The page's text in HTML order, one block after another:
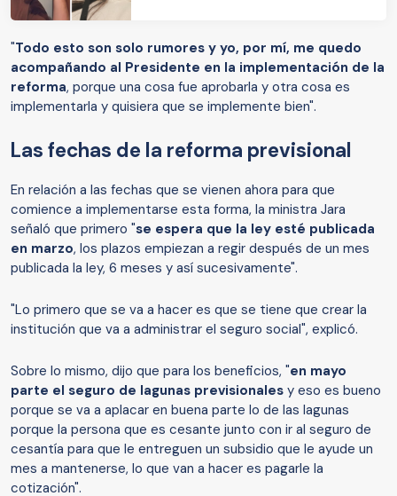
"Todo esto son solo rumores y yo, por mí, me quedo
acompañando al Presidente en la implementación de la
reforma, porque una cosa fue aprobarla y otra cosa es
implementarla y quisiera que se implemente bien".
Las fechas de la reforma previsional
En relación a las fechas que se vienen ahora para que
comience a implementarse esta forma, la ministra Jara
señaló que primero "se espera que la ley esté publicada
en marzo, los plazos empiezan a regir después de un mes
publicada la ley, 6 meses y así sucesivamente".
"Lo primero que se va a hacer es que se tiene que crear la
institución que va a administrar el seguro social", explicó.
Sobre lo mismo, dijo que para los beneficios, "en mayo
parte el seguro de lagunas previsionales y eso es bueno
porque se va a aplacar en buena parte lo de las lagunas
porque la persona que es cesante junto con ir al seguro de
cesantía para que le entreguen un subsidio que le ayude un
mes a mantenerse, lo que van a hacer es pagarle la
cotización".